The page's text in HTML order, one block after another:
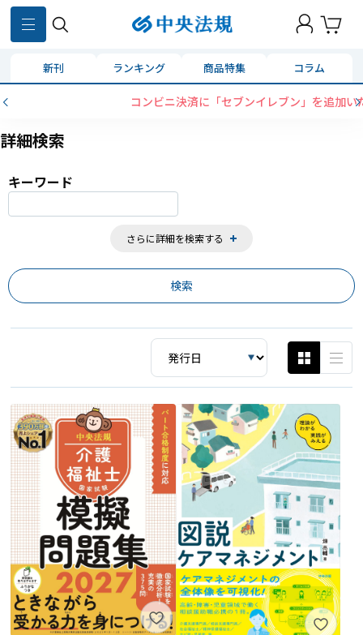
新刊 ランキング 商品特集 コラム
コンビニ決済に「セブンイレブン」を追加いたしました
詳細検索
キーワード
さらに詳細を検索する
859